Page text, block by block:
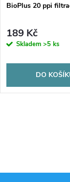
BioPlus 20 ppi
189 Kč
Skladem >5 ks
DO